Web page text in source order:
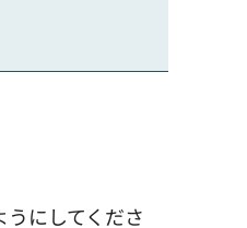
にしてくださ